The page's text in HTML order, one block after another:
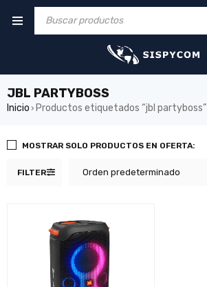
JBL PARTYBOSS
Inicio › Productos etiquetados “jbl partyboss”
FILTER Orden predeterminado
MOSTRAR SOLO PRODUCTOS EN OFERTA: